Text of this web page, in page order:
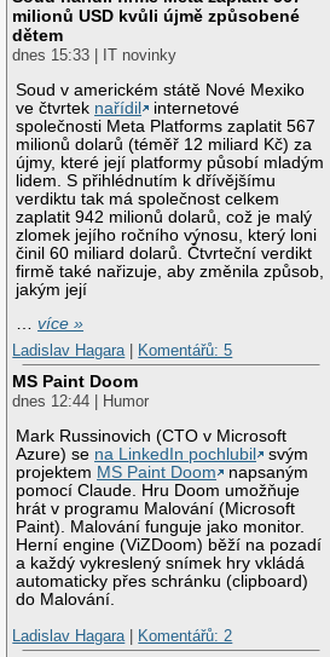
milionů USD kvůli újmě způsobené
dětem
dnes 15:33 | IT novinky
Soud v americkém státě Nové Mexiko
ve čtvrtek nařídil
internetové
společnosti Meta Platforms zaplatit 567
milionů dolarů (téměř 12 miliard Kč) za
újmy, které její platformy působí mladým
lidem. S přihlédnutím k dřívějšímu
verdiktu tak má společnost celkem
zaplatit 942 milionů dolarů, což je malý
zlomek jejího ročního výnosu, který loni
činil 60 miliard dolarů. Čtvrteční verdikt
firmě také nařizuje, aby změnila způsob,
jakým její
…více »
Ladislav Hagara
Komentářů: 5
MS Paint Doom
dnes 12:44 | Humor
Mark Russinovich (CTO v Microsoft
Azure) se na LinkedIn pochlubil
svým
projektem MS Paint Doom
napsaným
pomocí Claude. Hru Doom umožňuje
hrát v programu Malování (Microsoft
Paint). Malování funguje jako monitor.
Herní engine (ViZDoom) běží na pozadí
a každý vykreslený snímek hry vkládá
automaticky přes schránku (clipboard)
do Malování.
Ladislav Hagara
Komentářů: 2